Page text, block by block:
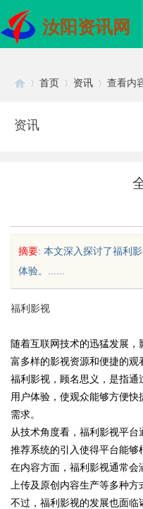
汝阳资讯网
uz
首页 资讯 查看内
资讯
摘要: 本文深入探讨了福利
体验。......
福利影视
随着互联网技术的迅猛发展
富多样的影视资源和便捷的
福利影视，顾名思义，是指
用户体验，使观众能够方便
需求。
从技术角度看，福利影视平
推荐系统的引入使得平台能
在内容方面，福利影视通常
上传及原创内容生产等多种
不过，福利影视的发展也面
导航的重要性及其优